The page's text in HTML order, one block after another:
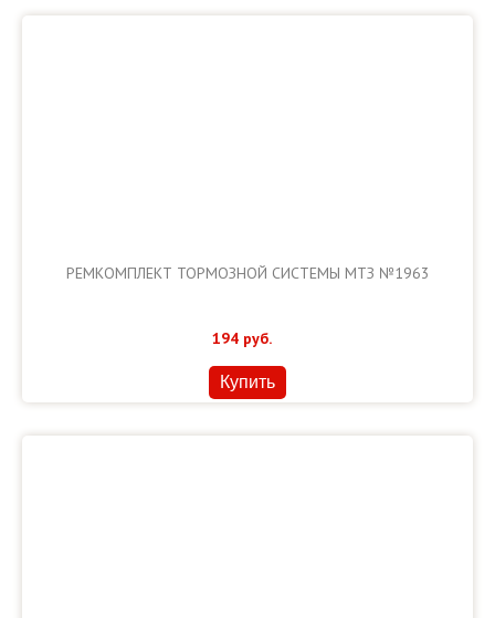
РЕМКОМПЛЕКТ ТОРМОЗНОЙ СИСТЕМЫ МТЗ №1963
194 руб.
Купить